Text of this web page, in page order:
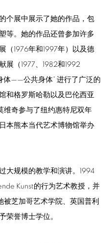
个展中展示了她的作品，包
等。她的作品还曾参加许多
（1976年和1997年）以及德
展（1977、1982和1992
体——公共身体” 进行了广泛的
和格罗斯哈勒以及巴伦西亚
奇参与了纽约惠特尼双年
本熊本当代艺术博物馆举办
大规模的教学和演讲。1994
Kunst的行为艺术教授，并
芝加哥艺术学院、英国普利
荣誉博士学位。